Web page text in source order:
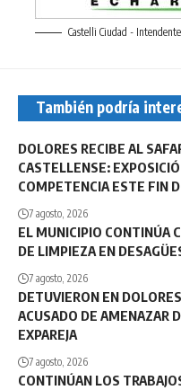
Castelli Ciudad -
También podría
DOLORES RECIBE AL
CASTELLENSE:
COMPETENCIA ESTE FIN
7 agosto, 2026
EL MUNICIPIO CONTINÚA
DE LIMPIEZA EN
7 agosto, 2026
DETUVIERON EN
ACUSADO DE AMENAZAR
EXPAREJA
7 agosto, 2026
CONTINÚAN LOS